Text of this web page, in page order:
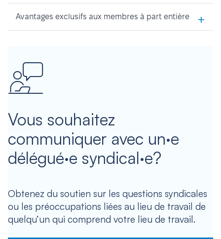
Avantages exclusifs aux membres à part entière +
Vous souhaitez
communiquer avec un·e
délégué·e syndical·e?
Obtenez du soutien sur les questions syndicales
ou les préoccupations liées au lieu de travail de
quelqu’un qui comprend votre lieu de travail.